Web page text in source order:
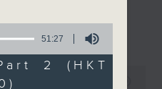
模示威抗議
51:27
2 (HKT